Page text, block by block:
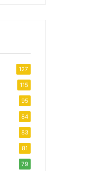
127
115
95
84
83
81
79